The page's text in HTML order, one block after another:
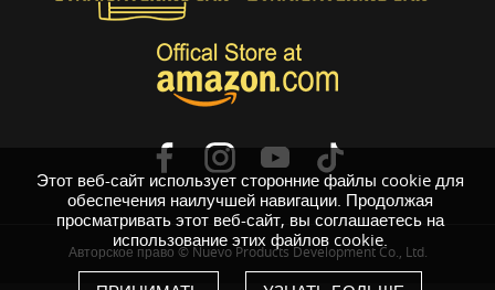
Этот веб-сайт использует сторонние файлы cookie для
обеспечения наилучшей навигации. Продолжая
просматривать этот веб-сайт, вы соглашаетесь на
использование этих файлов cookie.
Авторское право © Nuevo Products Development Co., Ltd.